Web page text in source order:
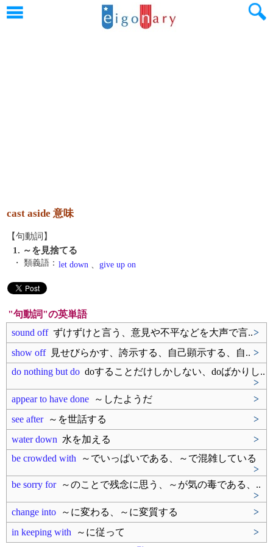
cast aside 意味
【句動詞】
1. ～を見捨てる
・ 類義語： let down 、 give up on
"句動詞"の英単語
sound offずけずけと言う、意見や不平などを大声で言..>
show off見せびらかす、誇示する、自己顕示する、自.. >
do nothing but do doすることだけしかしない、doばかりし..
>
appear to have done ～したようだ
>
see after～を世話する
>
water down 水を加える
>
be crowded with ～でいっぱいである、～で混雑している
>
be sorry for～のことで残念に思う、～が気の毒である、..
>
change into ～に変わる、～に変質する
>
in keeping with ～に従って
>